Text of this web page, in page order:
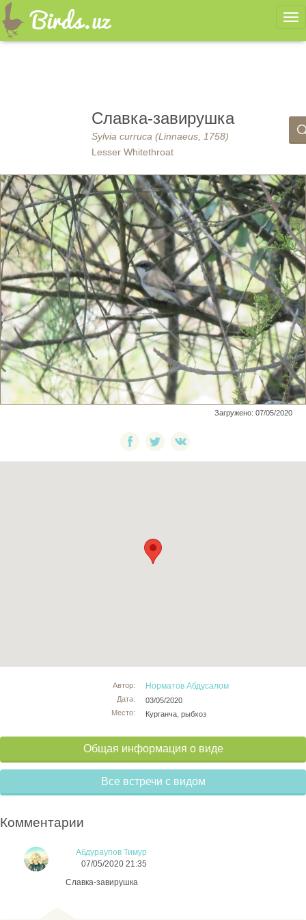
Славка-завирушка
Sylvia curruca (Linnaeus, 1758)
Lesser Whitethroat
Загружено: 07/05/2020
Автор:
Дата:
Место:
Норматов Абдусалом
03/05/2020
Курганча, рыбхоз
Общая информация о виде
Все встречи с видом
Комментарии
Абдураупов Тимур
07/05/2020 21:35
Славка-завирушка